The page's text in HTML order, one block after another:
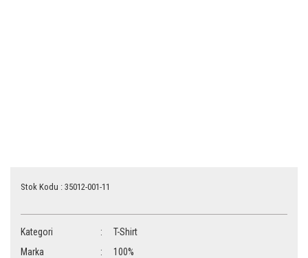
Stok Kodu : 35012-001-11
Kategori
T-Shirt
Marka
100%